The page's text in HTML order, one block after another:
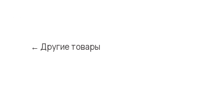
← Другие товары